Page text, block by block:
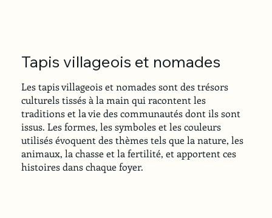
Tapis villageois et nomades
Les tapis villageois et nomades sont des trésors
culturels tissés à la main qui racontent les
traditions et la vie des communautés dont ils sont
issus. Les formes, les symboles et les couleurs
utilisés évoquent des thèmes tels que la nature, les
animaux, la chasse et la fertilité, et apportent ces
histoires dans chaque foyer.